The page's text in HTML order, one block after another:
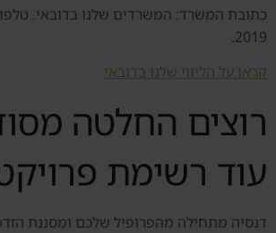
2019.
קראו על הליווי שלנו בדובאי
רוצים החלטה
עוד רשימת
דנסיה מתחילה מהפרופיל שלכם ומסננת